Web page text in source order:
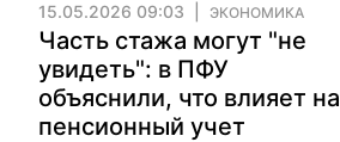
15.05.2026 09:03 ЭКОНОМИКА
Часть стажа могут "не
увидеть": в ПФУ
объяснили, что влияет на
пенсионный учет